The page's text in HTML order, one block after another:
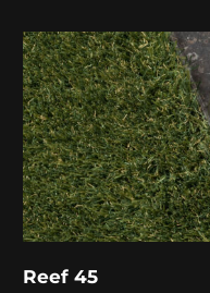
Reef 45